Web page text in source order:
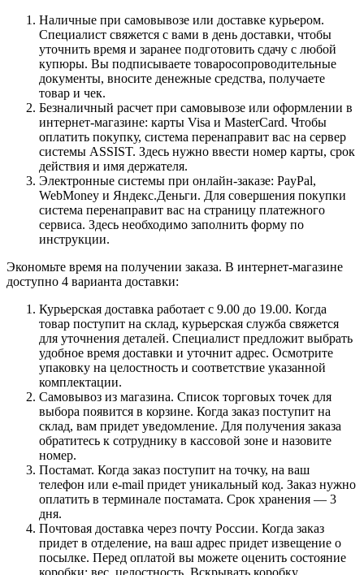
Наличные при самовывозе или доставке курьером.
Специалист свяжется с вами в день доставки, чтобы
уточнить время и заранее подготовить сдачу с любой
купюры. Вы подписываете товаросопроводительные
документы, вносите денежные средства, получаете
товар и чек.
Безналичный расчет при самовывозе или оформлении в
интернет-магазине: карты Visa и MasterCard. Чтобы
оплатить покупку, система перенаправит вас на сервер
системы ASSIST. Здесь нужно ввести номер карты, срок
действия и имя держателя.
Электронные системы при онлайн-заказе: PayPal,
WebMoney и Яндекс.Деньги. Для совершения покупки
система перенаправит вас на страницу платежного
сервиса. Здесь необходимо заполнить форму по
инструкции.
Экономьте время на получении заказа. В интернет-магазине
доступно 4 варианта доставки:
Курьерская доставка работает с 9.00 до 19.00. Когда
товар поступит на склад, курьерская служба свяжется
для уточнения деталей. Специалист предложит выбрать
удобное время доставки и уточнит адрес. Осмотрите
упаковку на целостность и соответствие указанной
комплектации.
Самовывоз из магазина. Список торговых точек для
выбора появится в корзине. Когда заказ поступит на
склад, вам придет уведомление. Для получения заказа
обратитесь к сотруднику в кассовой зоне и назовите
номер.
Постамат. Когда заказ поступит на точку, на ваш
телефон или e-mail придет уникальный код. Заказ нужно
оплатить в терминале постамата. Срок хранения — 3
дня.
Почтовая доставка через почту России. Когда заказ
придет в отделение, на ваш адрес придет извещение о
посылке. Перед оплатой вы можете оценить состояние
коробки: вес, целостность. Вскрывать коробку